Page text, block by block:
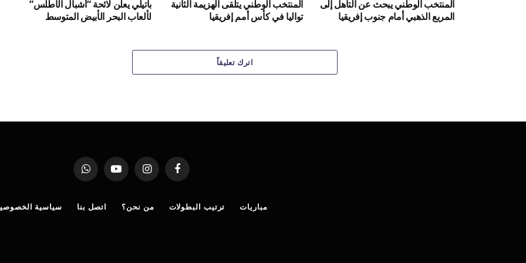
المنتخب الوطني يبحث عن التأهل إلى
المربع الذهبي أمام جنوب إفريقيا
المنتخب الوطني يتلقى الهزيمة الثانية
تواليا في كأس أمم إفريقيا
باتيلي يعلن لائحة “أشبال الأطلس”
لألعاب البحر الأبيض المتوسط
اترك تعليقاً
فيسبوك الانستغراميوتيوب واتساب
مباريات ترتيب البطولات من نحن؟ اتصل بنا سياسية